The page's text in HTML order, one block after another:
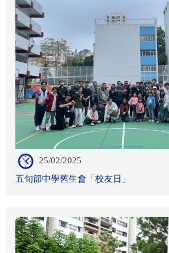
25/02/2025
五旬節中學舊生會「校友日」